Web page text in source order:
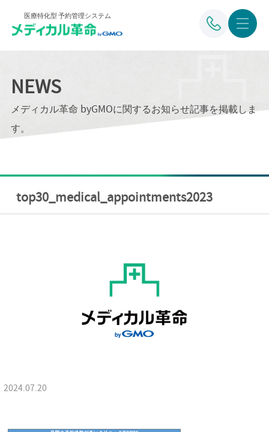
医療特化型 予約管理システム
NEWS
メディカル革命 byGMOに関するお知らせ記事を掲載しま
す。
top30_medical_appointments2023
2024.07.20